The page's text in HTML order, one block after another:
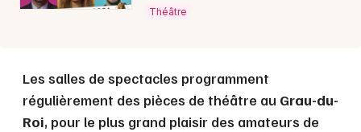
Théâtre
Les salles de spectacles programment
régulièrement des pièces de théâtre au Grau-du-
Roi, pour le plus grand plaisir des amateurs de